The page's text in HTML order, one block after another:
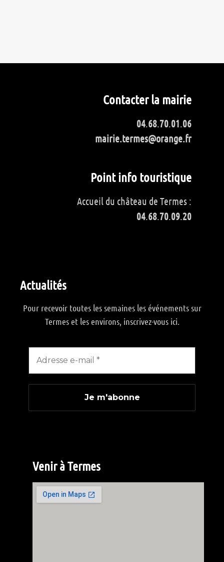
Contacter la mairie
04.68.70.01.06
mairie.termes@orange.fr
Point info touristique
Accueil du château de Termes :
04.68.70.09.20
Actualités
Pour recevoir toutes les semaines les événements sur
Termes et les environs, inscrivez-vous ici.
Venir à Termes